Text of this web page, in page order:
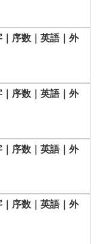
序数｜英語｜外
序数｜英語｜外
序数｜英語｜外
序数｜英語｜外